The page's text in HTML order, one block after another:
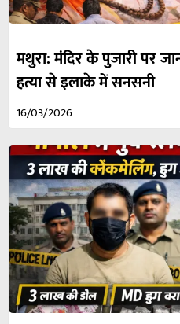
मथुरा: मंदिर के पुजारी पर
हत्या से इलाके में सनसनी
16/03/2026